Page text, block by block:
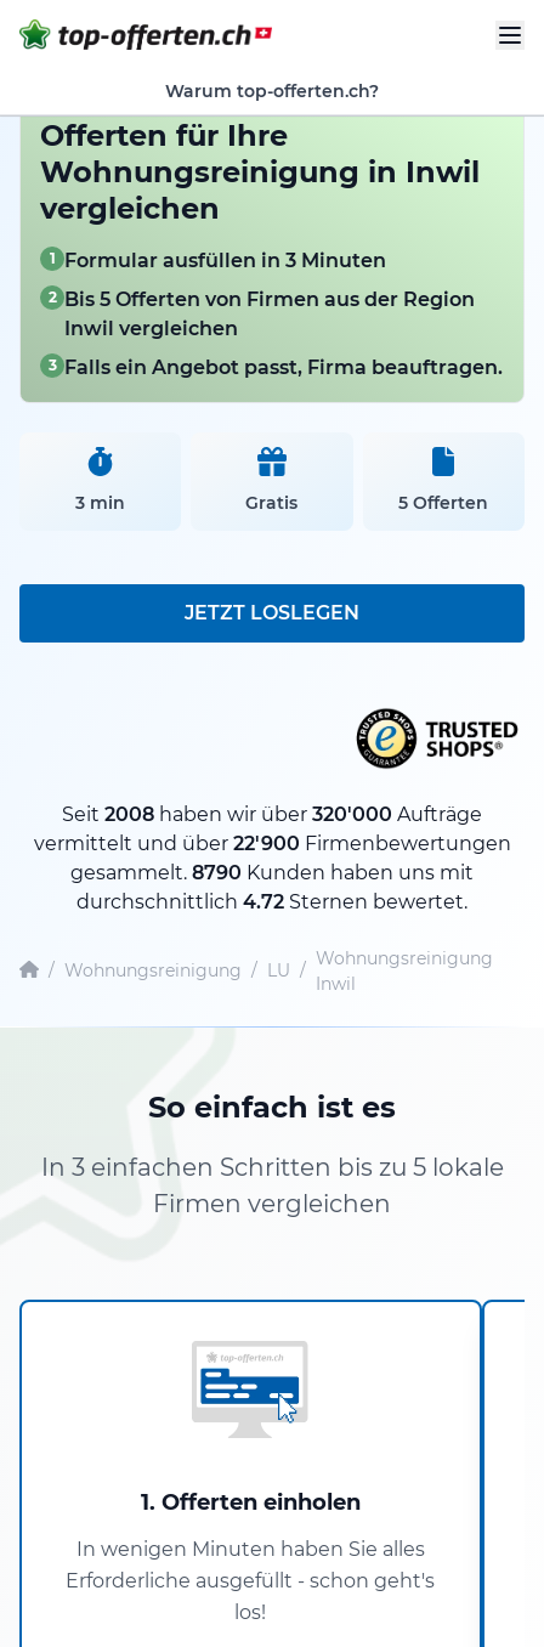
Warum top-offerten.ch?
Offerten für Ihre
Wohnungsreinigung in Inwil
vergleichen
1 Formular ausfüllen in 3 Minuten
2 Bis 5 Offerten von Firmen aus der Region
Inwil vergleichen
3 Falls ein Angebot passt, Firma beauftragen.
3 min Gratis 5 Offerten
JETZT LOSLEGEN
Seit 2008 haben wir über 320'000 Aufträge
vermittelt und über 22'900 Firmenbewertungen
gesammelt. 8790 Kunden haben uns mit
durchschnittlich 4.72 Sternen bewertet.
/ Wohnungsreinigung / LU /
Wohnungsreinigung
Inwil
So einfach ist es
In 3 einfachen Schritten bis zu 5 lokale
Firmen vergleichen
1. Offerten einholen
In wenigen Minuten haben Sie alles
Erforderliche ausgefüllt - schon geht's
los!